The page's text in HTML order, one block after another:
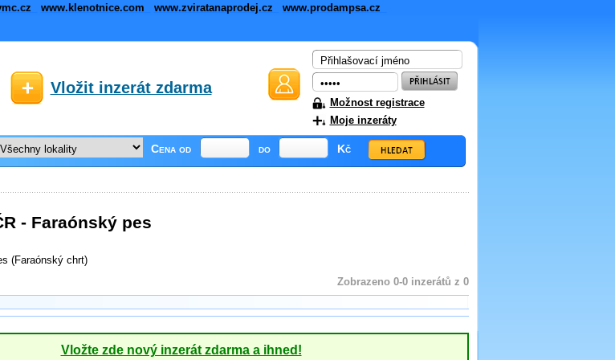
www.klenotnice.com www.zviratanaprodej.cz www.prodampsa.cz
Vložit inzerát zdarma
Možnost registrace
Moje inzeráty
Cena od do Kč
- Faraónský pes
(Faraónský chrt)
Zobrazeno 0-0 inzerátů z 0
Vložte zde nový inzerát zdarma a ihned!